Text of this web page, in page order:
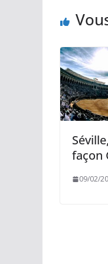
façon
09/02/